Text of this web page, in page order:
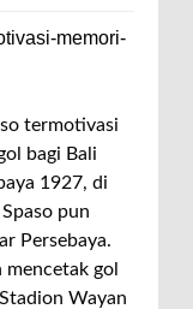
termotivasi
bagi Bali
1927, di
pun
Persebaya.
mencetak gol
Wayan